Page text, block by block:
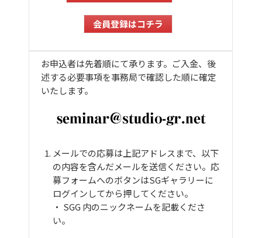
会員登録はコチラ
お申込者は先着順にて承ります。ご入金、後
述する必要事項を事務局で確認した順に確定
いたします。
メールでの応募は上記アドレスまで、以下
の内容を含んだメールを送信ください。応
募フォームへのボタンはSGギャラリーに
ログインしてから押してください。
・ SGG 内のニックネームを記載くださ
い。